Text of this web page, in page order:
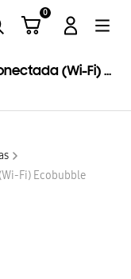
0
Lava e Seca Samsung WD7500 Conectada (Wi-Fi) Ecobubble WD15N7210KW Branca 15/8 kg
Fi) Ecobubble